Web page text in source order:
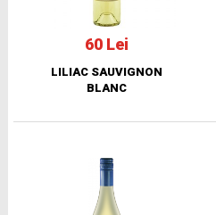
60 Lei
LILIAC SAUVIGNON
BLANC